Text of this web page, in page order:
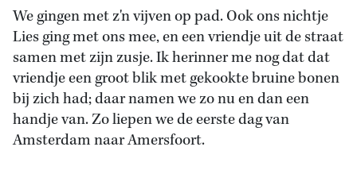
We gingen met z'n vijven op pad. Ook ons nichtje
Lies ging met ons mee, en een vriendje uit de straat
samen met zijn zusje. Ik herinner me nog dat dat
vriendje een groot blik met gekookte bruine bonen
bij zich had; daar namen we zo nu en dan een
handje van. Zo liepen we de eerste dag van
Amsterdam naar Amersfoort.